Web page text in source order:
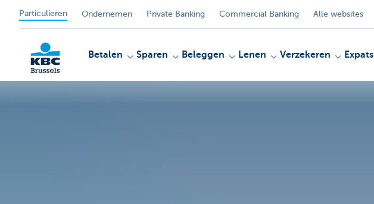
Particulieren Ondernemen Private Banking Commercial Banking Alle websites
Betalen Sparen Beleggen Lenen Verzekeren Expats